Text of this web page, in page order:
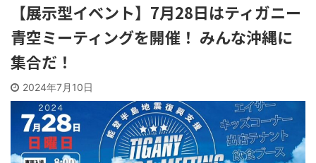
【展示型イベント】7月28日はティガニー
青空ミーティングを開催！ みんな沖縄に
集合だ！
2024年7月10日